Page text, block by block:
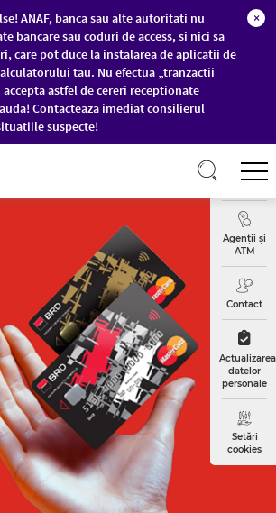
ANAF, banca sau alte autoritati nu
bancare sau coduri de access, si nici sa
care pot duce la instalarea de aplicatii de
tau. Nu efectua „tranzactii
astfel de cereri receptionate
Contacteaza imediat consilierul
suspecte!
×
Curs
Agenții și
ATM
Contact
Actualizarea
datelor
personale
Setări
cookies